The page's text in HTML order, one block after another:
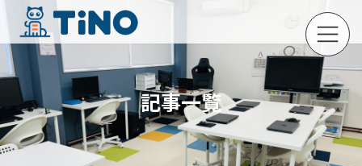
ン
ツ
ス
キ
ッ
プ
ー
シ
ン
に
移
動
記事一覧